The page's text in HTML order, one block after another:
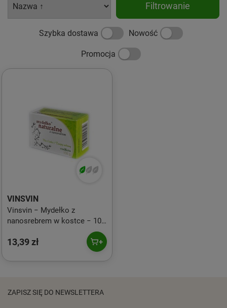
Filtrowanie
Szybka dostawa Nowość
Promocja
VINSVIN
Vinsvin − Mydełko z
nanosrebrem w kostce − 100
13,39 zł
ZAPISZ SIĘ DO NEWSLETTERA